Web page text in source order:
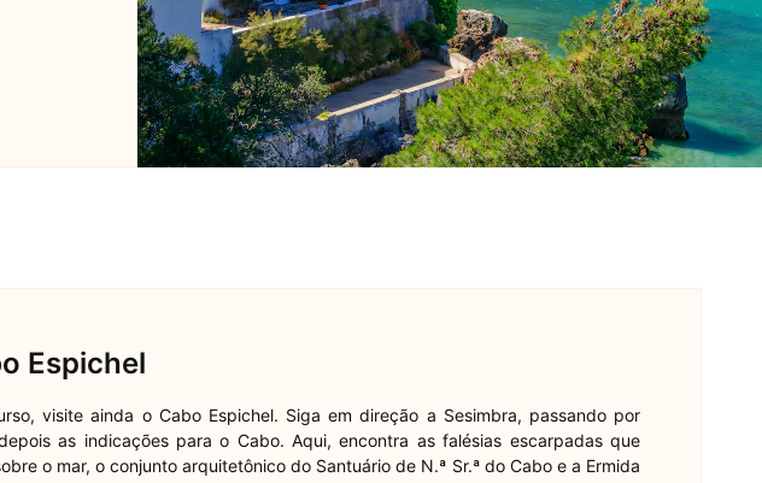
Espichel
visite ainda o Cabo Espichel. Siga em direção a Sesimbra, passando por
as indicações para o Cabo. Aqui, encontra as falésias escarpadas que
o mar, o conjunto arquitetônico do Santuário de N.ª Sr.ª do Cabo e a Ermida